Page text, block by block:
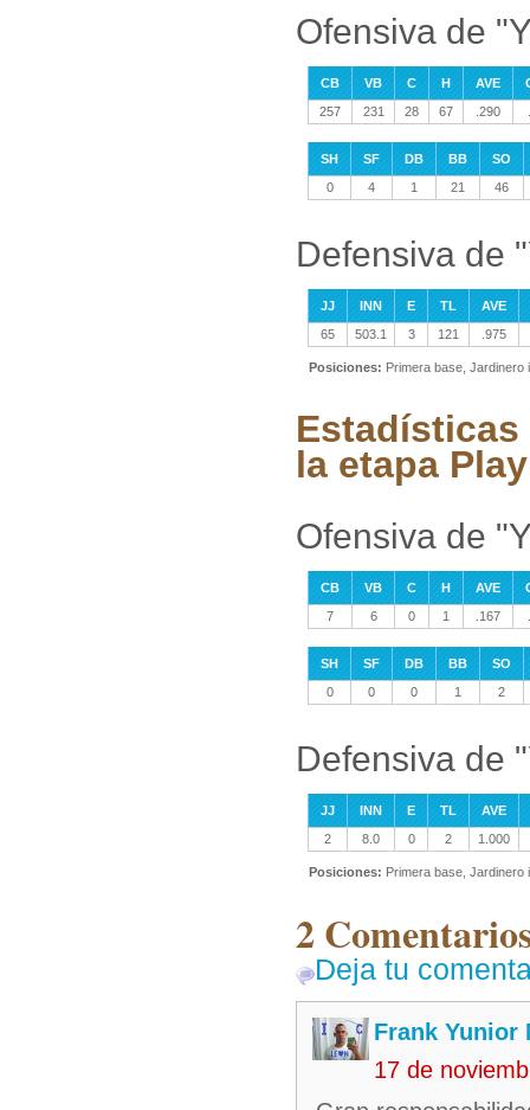
Ofensiva de
CB VB C H AVE
257
231 28 67 .290
SH SF DB BB
SO
0
4 1 21 46
Defensiva de
JJ INN E TL
AVE
65
503.1 3 121 .975
Posiciones: Primera base, Jardinero
Estadísticas
la etapa
Ofensiva de
CB VB C H AVE
7
6 0 1 .167
SH SF DB BB
SO
0
0 0 1 2
Defensiva de
JJ INN E TL
AVE
2
8.0 0 2 1.000
Posiciones: Primera base, Jardinero
2
Deja tu
Frank Yunior
17 de